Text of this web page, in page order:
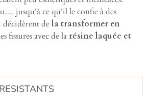
jusqu’à ce qu’il le confie à des
décidèrent dela transformer en
fissures avec de la résine laquée et